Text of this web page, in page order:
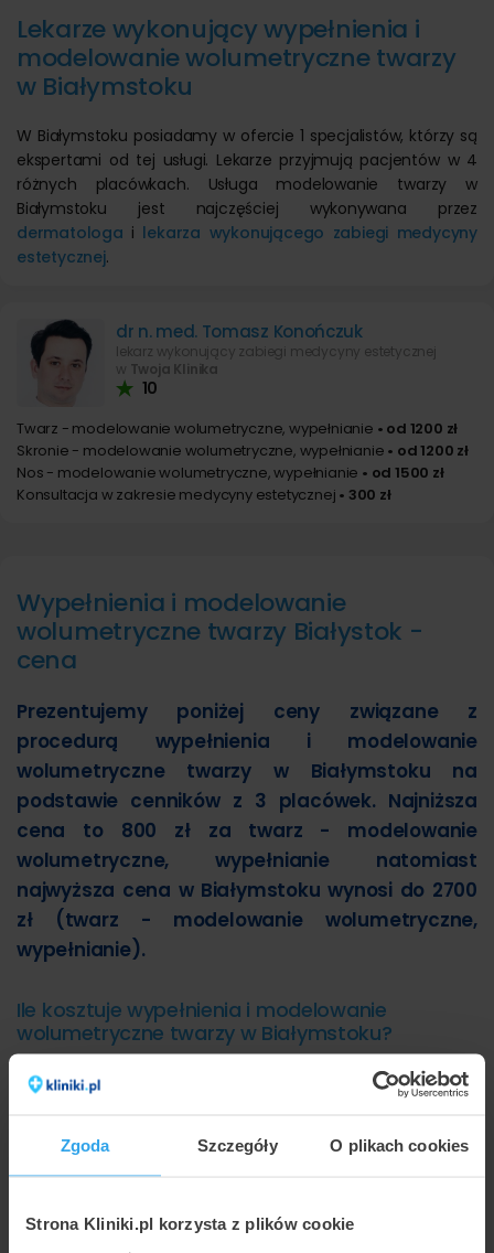
Zgoda Szczegóły O plikach cookies
Strona Kliniki.pl korzysta z plików cookie
Lekarze wykonujący wypełnienia i
modelowanie wolumetryczne twarzy
w Białymstoku
W Białymstoku posiadamy w ofercie 1 specjalistów, którzy są
ekspertami od tej usługi. Lekarze przyjmują pacjentów w 4
różnych placówkach. Usługa modelowanie twarzy w
Białymstoku jest najczęściej wykonywana przez
dermatologa i lekarza wykonującego zabiegi medycyny
estetycznej.
dr n. med. Tomasz Konończuk
lekarz wykonujący zabiegi medycyny estetycznej
w Twoja Klinika
10
Twarz - modelowanie wolumetryczne, wypełnianie • od 1200 zł
Skronie - modelowanie wolumetryczne, wypełnianie • od 1200 zł
Nos - modelowanie wolumetryczne, wypełnianie • od 1500 zł
Konsultacja w zakresie medycyny estetycznej • 300 zł
Wypełnienia i modelowanie
wolumetryczne twarzy Białystok -
cena
Prezentujemy poniżej ceny związane z
procedurą wypełnienia i modelowanie
wolumetryczne twarzy w Białymstoku na
podstawie cenników z 3 placówek. Najniższa
cena to 800 zł za twarz - modelowanie
wolumetryczne, wypełnianie natomiast
najwyższa cena w Białymstoku wynosi do 2700
zł (twarz - modelowanie wolumetryczne,
wypełnianie).
Ile kosztuje wypełnienia i modelowanie
wolumetryczne twarzy w Białymstoku?
Poniższy wykres przedstawia wizualnie minimalne i
maksymalne ceny najpopularniejszych metod w ramach
białostockich placówkach:
2500